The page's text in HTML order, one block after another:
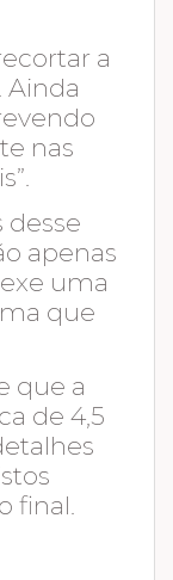
a
Ainda
nas
desse
apenas
uma
que
que a
de 4,5
final.